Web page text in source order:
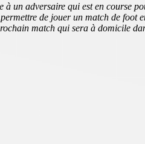
un adversaire qui est en course
de jouer un match de foot
match qui sera à domicile